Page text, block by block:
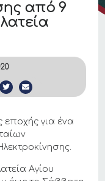
από 9
εποχής για ένα
Αγίου